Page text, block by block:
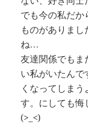
でも今の私だか
ものがありま
ね…
友達関係でもま
い私がいたん
くなってしま
す。にしても悔
(>_<)